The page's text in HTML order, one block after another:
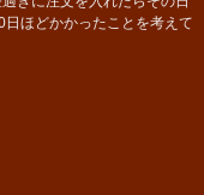
ほどかかったことを考えて